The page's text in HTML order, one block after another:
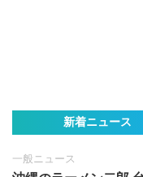
新着ニュース
一般ニュース